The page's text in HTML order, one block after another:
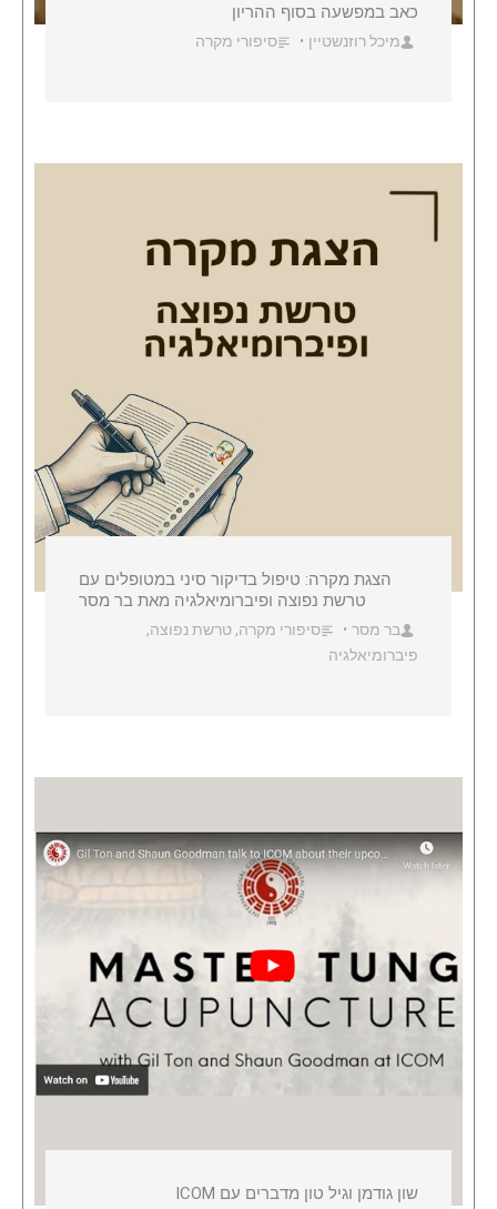
כאב במפשעה בסוף ההריון
מיכל רוזנשטיין • סיפורי מקרה
הצגת מקרה: טיפול בדיקור סיני במטופלים עם
טרשת נפוצה ופיברומיאלגיה מאת בר מסר
בר מסר • סיפורי מקרה, טרשת נפוצה,
פיברומיאלגיה
שון גודמן וגיל טון מדברים עם ICOM